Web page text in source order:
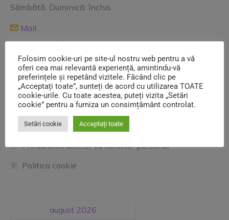
Sâmbătă, Duminică: închis
Mail
contact@salubrizare5.ro reclamatii@salubrizare5.ro
comercial@salubrizare5.ro dispecerat@salubrizare5.ro
Informații utile
Contracte Utilizatori
Avize salubrizare
Prelucrarea datelor cu caracter personal
Politica cookie
august 2026
Folosim cookie-uri pe site-ul nostru web pentru a vă
oferi cea mai relevantă experiență, amintindu-vă
preferințele și repetând vizitele. Făcând clic pe
„Acceptați toate”, sunteți de acord cu utilizarea TOATE
cookie-urile. Cu toate acestea, puteți vizita „Setări
cookie” pentru a furniza un consimțământ controlat.
Setări cookie Acceptați toate